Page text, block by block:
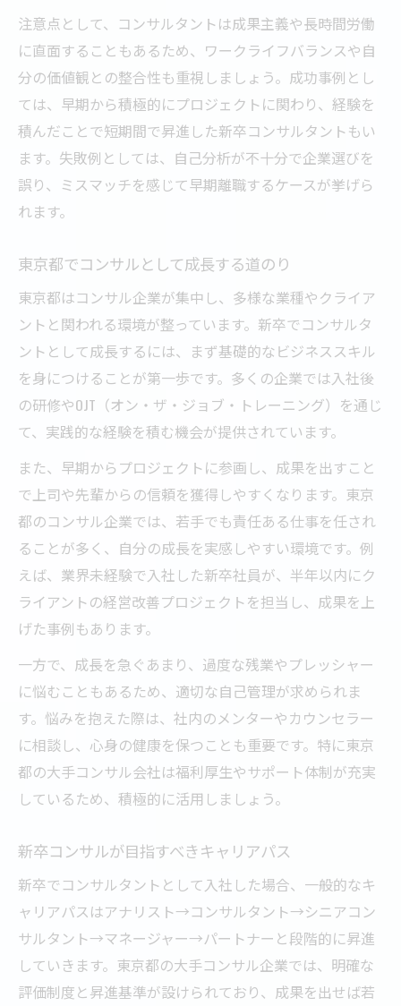
注意点として、コンサルタントは成果主義や長時間労働
に直面することもあるため、ワークライフバランスや自
分の価値観との整合性も重視しましょう。成功事例とし
ては、早期から積極的にプロジェクトに関わり、経験を
積んだことで短期間で昇進した新卒コンサルタントもい
ます。失敗例としては、自己分析が不十分で企業選びを
誤り、ミスマッチを感じて早期離職するケースが挙げら
れます。
東京都でコンサルとして成長する道のり
東京都はコンサル企業が集中し、多様な業種やクライア
ントと関われる環境が整っています。新卒でコンサルタ
ントとして成長するには、まず基礎的なビジネススキル
を身につけることが第一歩です。多くの企業では入社後
の研修やOJT（オン・ザ・ジョブ・トレーニング）を通じ
て、実践的な経験を積む機会が提供されています。
また、早期からプロジェクトに参画し、成果を出すこと
で上司や先輩からの信頼を獲得しやすくなります。東京
都のコンサル企業では、若手でも責任ある仕事を任され
ることが多く、自分の成長を実感しやすい環境です。例
えば、業界未経験で入社した新卒社員が、半年以内にク
ライアントの経営改善プロジェクトを担当し、成果を上
げた事例もあります。
一方で、成長を急ぐあまり、過度な残業やプレッシャー
に悩むこともあるため、適切な自己管理が求められま
す。悩みを抱えた際は、社内のメンターやカウンセラー
に相談し、心身の健康を保つことも重要です。特に東京
都の大手コンサル会社は福利厚生やサポート体制が充実
しているため、積極的に活用しましょう。
新卒コンサルが目指すべきキャリアパス
新卒でコンサルタントとして入社した場合、一般的なキ
ャリアパスはアナリスト→コンサルタント→シニアコン
サルタント→マネージャー→パートナーと段階的に昇進
していきます。東京都の大手コンサル企業では、明確な
評価制度と昇進基準が設けられており、成果を出せば若